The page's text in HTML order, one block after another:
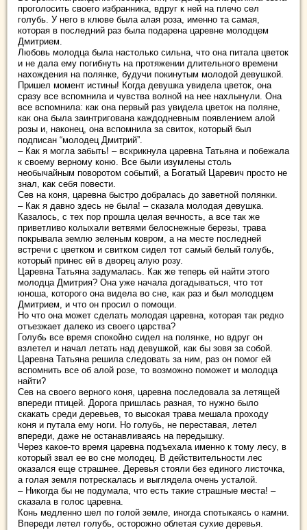
проголосить своего избранника, вдруг к ней на плечо сел
голубь. У него в клюве была алая роза, именно та самая,
которая в последний раз была подарена царевне молодцем
Дмитрием.
Любовь молодца была настолько сильна, что она питала цветок
и не дала ему погибнуть на протяжении длительного времени
нахождения на полянке, будучи покинутым молодой девушкой.
Пришел момент истины! Когда девушка увидела цветок, она
сразу все вспомнила и чувства волной на нее нахлынули. Она
все вспомнила: как она первый раз увидела цветок на поляне,
как она была заинтригована каждодневным появлением алой
розы и, наконец, она вспомнила за свиток, который был
подписан “молодец Дмитрий”.
– Как я могла забыть! – вскрикнула царевна Татьяна и побежала
к своему верному коню. Все были изумлены столь
необычайным поворотом событий, а Богатый Царевич просто не
знал, как себя повести.
Сев на коня, царевна быстро добралась до заветной полянки.
– Как я давно здесь не была! – сказала молодая девушка.
Казалось, с тех пор прошла целая вечность, а все так же
приветливо колыхали ветвями белоснежные березы, трава
покрывала землю зеленым ковром, а на месте последней
встречи с цветком и свитком сидел тот самый белый голубь,
который принес ей в дворец алую розу.
Царевна Татьяна задумалась. Как же теперь ей найти этого
молодца Дмитрия? Она уже начала догадываться, что тот
юноша, которого она видела во сне, как раз и был молодцем
Дмитрием, и что он просил о помощи.
Но что она может сделать молодая царевна, которая так редко
отъезжает далеко из своего царства?
Голубь все время спокойно сидел на полянке, но вдруг он
взлетел и начал летать над девушкой, как бы зовя за собой.
Царевна Татьяна решила следовать за ним, раз он помог ей
вспомнить все об алой розе, то возможно поможет и молодца
найти?
Сев на своего верного коня, царевна последовала за летящей
впереди птицей. Дорога пришлась разная, то нужно было
скакать среди деревьев, то высокая трава мешала проходу
коня и путала ему ноги. Но голубь, не переставая, летел
впереди, даже не останавливаясь на передышку.
Через какое-то время царевна подъехала именно к тому лесу, в
который звал ее во сне молодец. В действительности лес
оказался еще страшнее. Деревья стояли без единого листочка,
а голая земля потрескалась и выглядела очень усталой.
– Никогда бы не подумала, что есть такие страшные места! –
сказала в голос царевна.
Конь медленно шел по голой земле, иногда спотыкаясь о камни.
Впереди летел голубь, осторожно облетая сухие деревья.